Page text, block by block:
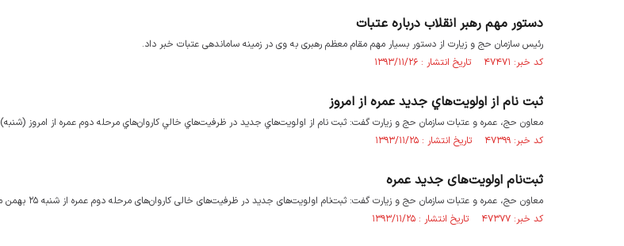
دستور مهم رهبر انقلاب درباره عتبات
رئیس سازمان حج و زیارت از دستور بسیار مهم مقام معظم رهبری به وی در زمینه ساماندهی عتبات خبر داد.
کد خبر: ۴۷۴۷۱ تاریخ انتشار : ۱۳۹۳/۱۱/۲۶
ثبت نام از اولويت‌هاي جديد عمره از امروز
معاون حج، عمره و عتبات سازمان حج و زيارت گفت: ثبت نام از اولويت‌هاي جديد در ظرفيت‌هاي خالي كاروان‌هاي مرحله دوم عمره از امروز (شنبه) ۲۵ بهمن ماه آغاز مي‌شود.
کد خبر: ۴۷۳۹۹ تاریخ انتشار : ۱۳۹۳/۱۱/۲۵
ثبت‌نام اولویت‌های جدید عمره
معاون حج، عمره و عتبات سازمان حج و زیارت گفت: ثبت‌نام اولویت‌های جدید در ظرفیت‌های خالی کاروان‌های مرحله دوم عمره از شنبه ۲۵ بهمن ماه آغاز می‌شود.
کد خبر: ۴۷۳۷۷ تاریخ انتشار : ۱۳۹۳/۱۱/۲۵